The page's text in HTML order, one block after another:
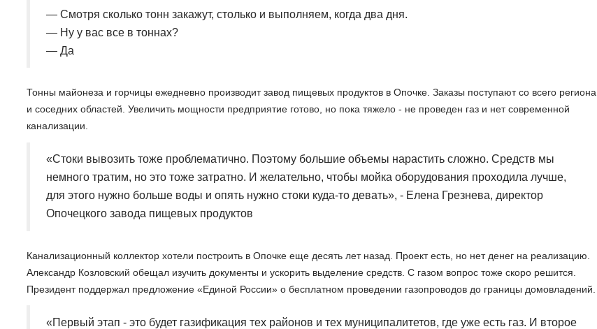
— Смотря сколько тонн закажут, столько и выполняем, когда два дня.
— Ну у вас все в тоннах?
— Да
Тонны майонеза и горчицы ежедневно производит завод пищевых продуктов в Опочке. Заказы поступают со всего региона
и соседних областей. Увеличить мощности предприятие готово, но пока тяжело - не проведен газ и нет современной
канализации.
«Стоки вывозить тоже проблематично. Поэтому большие объемы нарастить сложно. Средств мы
немного тратим, но это тоже затратно. И желательно, чтобы мойка оборудования проходила лучше,
для этого нужно больше воды и опять нужно стоки куда-то девать», - Елена Грезнева, директор
Опочецкого завода пищевых продуктов
Канализационный коллектор хотели построить в Опочке еще десять лет назад. Проект есть, но нет денег на реализацию.
Александр Козловский обещал изучить документы и ускорить выделение средств. С газом вопрос тоже скоро решится.
Президент поддержал предложение «Единой России» о бесплатном проведении газопроводов до границы домовладений.
«Первый этап - это будет газификация тех районов и тех муниципалитетов, где уже есть газ. И второе